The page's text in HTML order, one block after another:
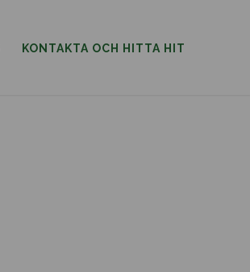
KONTAKTA OCH HITTA HIT